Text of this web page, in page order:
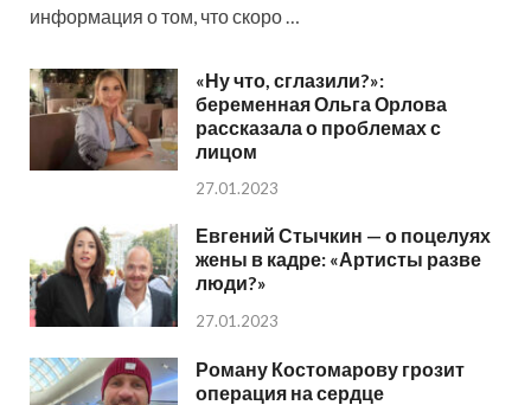
информация о том, что скоро …
«Ну что, сглазили?»:
беременная Ольга Орлова
рассказала о проблемах с
лицом
27.01.2023
Евгений Стычкин — о поцелуях
жены в кадре: «Артисты разве
люди?»
27.01.2023
Роману Костомарову грозит
операция на сердце